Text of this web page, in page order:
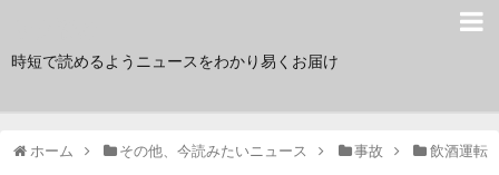
時短で読めるようニュースをわかり易くお届け
ホーム その他、今読みたいニュース 事故 飲酒運転